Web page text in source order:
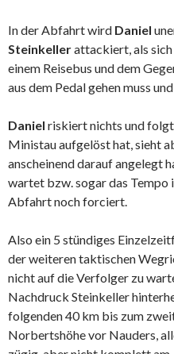
In der Abfahrt wird Daniel
Steinkellerattackiert, als
einem Reisebus und dem
aus dem Pedal gehen muss
Daniel riskiert nichts und
Ministau aufgelöst hat, sieht
anscheinend darauf angelegt
wartet bzw. sogar das Tempo
Abfahrt noch forciert.
Also ein 5 stündiges
der weiteren taktischen
nicht auf die Verfolger zu
Nachdruck Steinkeller
folgenden 40 km bis zum
Norbertshöhe vor Nauders,